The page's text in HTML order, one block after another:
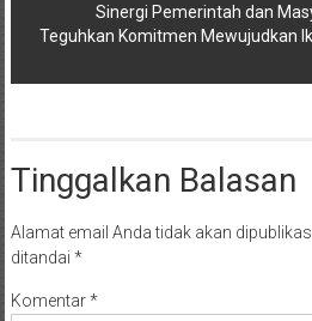
Sinergi Pemerintah dan
Teguhkan Komitmen Mewujudkan
Tinggalkan Balasan
Alamat email Anda tidak akan
ditandai *
Komentar*